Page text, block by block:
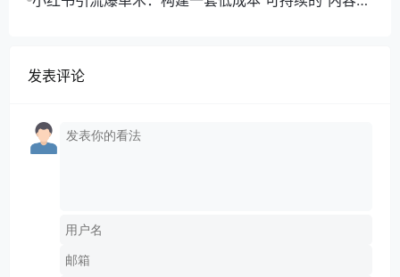
发表评论